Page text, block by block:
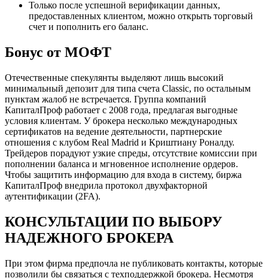
Только после успешной верификации данных,
предоставленных клиентом, можно открыть торговый
счет и пополнить его баланс.
Бонус от МОФТ
Отечественные спекулянты выделяют лишь высокий
минимальный депозит для типа счета Classic, по остальным
пунктам жалоб не встречается. Группа компаний
КапиталПроф работает с 2008 года, предлагая выгодные
условия клиентам. У брокера несколько международных
сертификатов на ведение деятельности, партнерские
отношения с клубом Real Madrid и Криштиану Роналду.
Трейдеров порадуют узкие спреды, отсутствие комиссии при
пополнении баланса и мгновенное исполнение ордеров.
Чтобы защитить информацию для входа в систему, биржа
КапиталПроф внедрила протокол двухфакторной
аутентификации (2FA).
КОНСУЛЬТАЦИИ ПО ВЫБОРУ
НАДЕЖНОГО БРОКЕРА
При этом фирма предпочла не публиковать контакты, которые
позволили бы связаться с техподдержкой брокера. Несмотря